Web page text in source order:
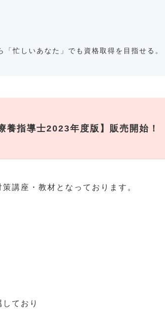
「忙しいあなた」でも資格取得を目指せる。
養指導士2023年度版】販売開始！
講座・教材となっております。
ており